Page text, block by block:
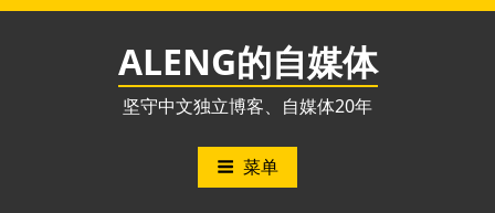
跳
ALENG的自媒体
坚守中文独立博客、自媒体20年
菜单